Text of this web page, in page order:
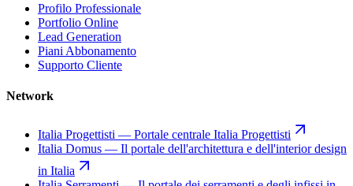
Profilo Professionale
Portfolio Online
Lead Generation
Piani Abbonamento
Supporto Cliente
Network
Italia Progettisti — Portale centrale Italia Progettisti
Italia Domus — Il portale dell'architettura e dell'interior design
in Italia